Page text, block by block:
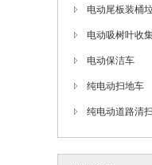
电动尾板装桶
电动吸树叶收
电动保洁车
纯电动扫地车
纯电动道路清